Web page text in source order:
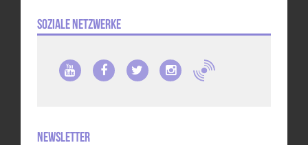
Soziale Netzwerke
Newsletter